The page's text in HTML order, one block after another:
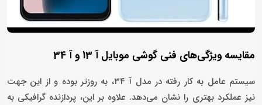
مقایسه ویژگی‌های فنی گوشی موبایل آ 13 و آ 34
سیستم عامل به کار رفته در مدل آ 34، به روزتر بوده و از این جهت
نیز عملکرد بهتری را نشان می‌دهد. علاوه بر این، پردازنده گرافیکی به